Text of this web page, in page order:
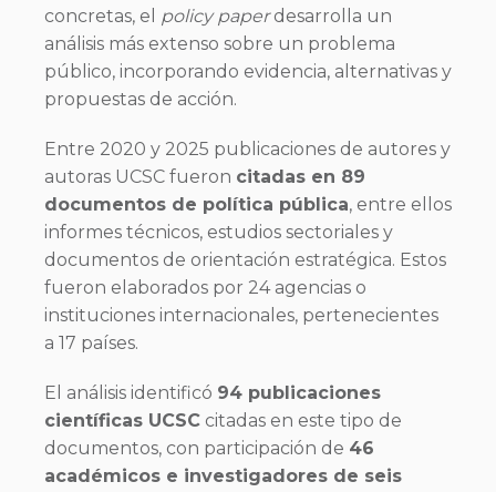
concretas, el policy paperdesarrolla un
análisis más extenso sobre un problema
público, incorporando evidencia, alternativas y
propuestas de acción.
Entre 2020 y 2025 publicaciones de autores y
autoras UCSC fueron citadas en 89
documentos de política pública, entre ellos
informes técnicos, estudios sectoriales y
documentos de orientación estratégica. Estos
fueron elaborados por 24 agencias o
instituciones internacionales, pertenecientes
a 17 países.
El análisis identificó 94 publicaciones
científicas UCSC citadas en este tipo de
documentos, con participación de 46
académicos e investigadores de seis